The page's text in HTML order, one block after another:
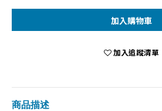
加入購物車
加入追蹤清單
商品描述